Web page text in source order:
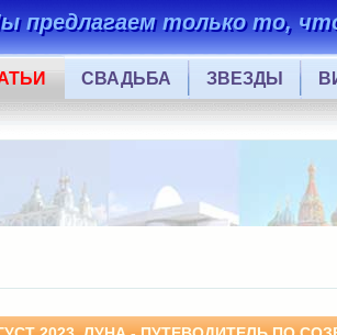
предлагаем только то,
СВАДЬБА ЗВЕЗДЫ